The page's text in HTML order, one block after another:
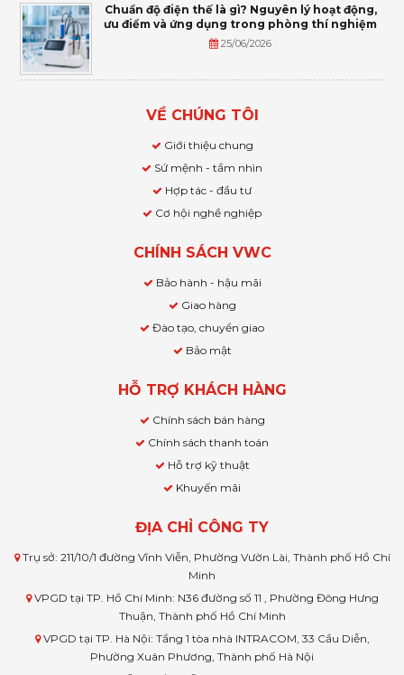
Chuẩn độ điện thế là gì? Nguyên lý hoạt động,
ưu điểm và ứng dụng trong phòng thí nghiệm
25/06/2026
VỀ CHÚNG TÔI
Giới thiệu chung
Sứ mệnh - tầm nhìn
Hợp tác - đầu tư
Cơ hội nghề nghiệp
CHÍNH SÁCH VWC
Bảo hành - hậu mãi
Giao hàng
Đào tạo, chuyển giao
Bảo mật
HỖ TRỢ KHÁCH HÀNG
Chính sách bán hàng
Chính sách thanh toán
Hỗ trợ kỹ thuật
Khuyến mãi
ĐỊA CHỈ CÔNG TY
Trụ sở: 211/10/1 đường Vĩnh Viễn, Phường Vườn Lài, Thành phố Hồ Chí
Minh
VPGD tại TP. Hồ Chí Minh: N36 đường số 11 , Phường Đông Hưng
Thuận, Thành phố Hồ Chí Minh
VPGD tại TP. Hà Nội: Tầng 1 tòa nhà INTRACOM, 33 Cầu Diễn,
Phường Xuân Phương, Thành phố Hà Nội